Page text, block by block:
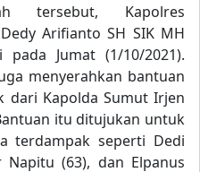
tersebut, Kapolres
Arifianto SH SIK MH
Jumat (1/10/2021).
menyerahkan bantuan
dari Kapolda Sumut Irjen
itu ditujukan untuk
terdampak seperti Dedi
(63), dan Elpanus